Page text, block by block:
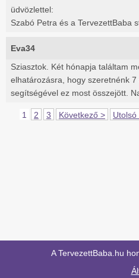
üdvözlettel:
Szabó Petra és a TervezettBaba
Eva34
Sziasztok. Két hónapja találtam
elhatározásra, hogy szeretnénk
segítségével ez most összejött.
1 2 3 Következő > Utolsó
A TervezettBaba.hu